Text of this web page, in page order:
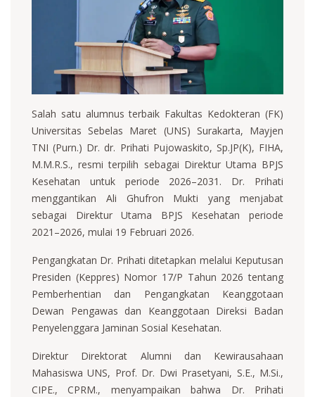
Salah satu alumnus terbaik Fakultas Kedokteran (FK)
Universitas Sebelas Maret (UNS) Surakarta, Mayjen
TNI (Purn.) Dr. dr. Prihati Pujowaskito, Sp.JP(K), FIHA,
M.M.R.S., resmi terpilih sebagai Direktur Utama BPJS
Kesehatan untuk periode 2026–2031. Dr. Prihati
menggantikan Ali Ghufron Mukti yang menjabat
sebagai Direktur Utama BPJS Kesehatan periode
2021–2026, mulai 19 Februari 2026.
Pengangkatan Dr. Prihati ditetapkan melalui Keputusan
Presiden (Keppres) Nomor 17/P Tahun 2026 tentang
Pemberhentian dan Pengangkatan Keanggotaan
Dewan Pengawas dan Keanggotaan Direksi Badan
Penyelenggara Jaminan Sosial Kesehatan.
Direktur Direktorat Alumni dan Kewirausahaan
Mahasiswa UNS, Prof. Dr. Dwi Prasetyani, S.E., M.Si.,
CIPE., CPRM., menyampaikan bahwa Dr. Prihati